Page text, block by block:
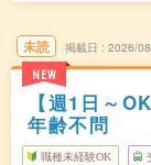
未読
NEW
掲載日 2026/
【週1日～
年齢不問
職種未経験OK